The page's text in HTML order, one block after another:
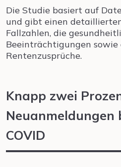
Die Studie basiert auf
und gibt einen
Fallzahlen, die
Beeinträchtigungen
Rentenzusprüche.
Knapp zwei
Neuanmeldungen
COVID